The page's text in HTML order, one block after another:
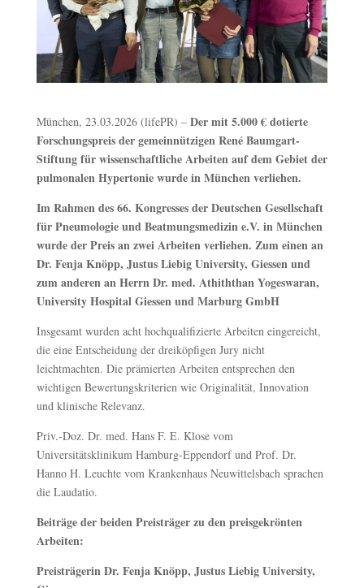
München, 23.03.2026 (lifePR) – Der mit 5.000 € dotierte
Forschungspreis der gemeinnützigen René Baumgart-
Stiftung für wissenschaftliche Arbeiten auf dem Gebiet der
pulmonalen Hypertonie wurde in München verliehen.
Im Rahmen des 66. Kongresses der Deutschen Gesellschaft
für Pneumologie und Beatmungsmedizin e.V. in München
wurde der Preis an zwei Arbeiten verliehen. Zum einen an
Dr. Fenja Knöpp, Justus Liebig University, Giessen und
zum anderen an Herrn Dr. med. Athiththan Yogeswaran,
University Hospital Giessen und Marburg GmbH
Insgesamt wurden acht hochqualifizierte Arbeiten eingereicht,
die eine Entscheidung der dreiköpfigen Jury nicht
leichtmachten. Die prämierten Arbeiten entsprechen den
wichtigen Bewertungskriterien wie Originalität, Innovation
und klinische Relevanz.
Priv.-Doz. Dr. med. Hans F. E. Klose vom
Universitätsklinikum Hamburg-Eppendorf und Prof. Dr.
Hanno H. Leuchte vom Krankenhaus Neuwittelsbach sprachen
die Laudatio.
Beiträge der beiden Preisträger zu den preisgekrönten
Arbeiten:
Preisträgerin Dr. Fenja Knöpp, Justus Liebig University,